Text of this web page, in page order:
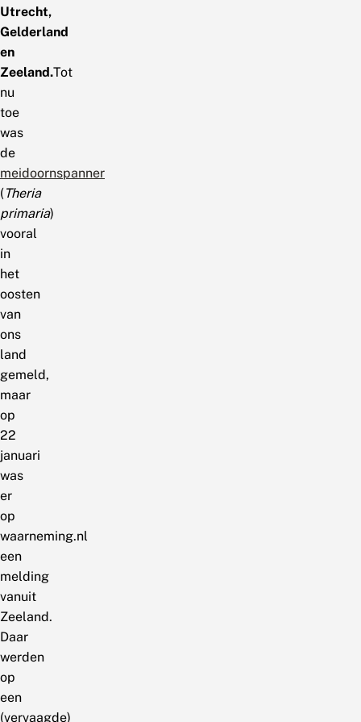
Utrecht,
Gelderland
en
Zeeland.Tot
nu
toe
was
de
meidoornspanner
(Theria
primaria)
vooral
in
het
oosten
van
ons
land
gemeld,
maar
op
22
januari
was
er
op
waarneming.nl
een
melding
vanuit
Zeeland.
Daar
werden
op
een
(vervaagde)